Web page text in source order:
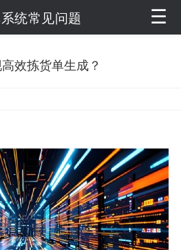
统常见问题 ☰
效拣货单生成？